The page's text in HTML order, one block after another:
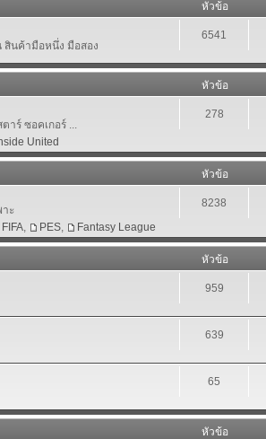
หัวข้อ
สินค้ามือหนึ่ง มือสอง
6541
หัวข้อ
าร์ ซอคเกอร์ ...
United
278
หัวข้อ
ะ
FIFA, PES, Fantasy League
8238
หัวข้อ
959
639
65
หัวข้อ